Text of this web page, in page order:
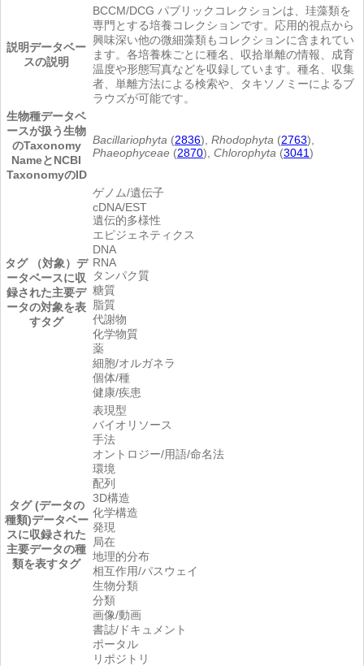
説明データベー
スの説明
BCCM/DCG パブリックコレクションは、珪藻類を
専門とする培養コレクションです。応用的視点から
興味深い他の微細藻類もコレクションに含まれてい
ます。各培養株ごとに種名、収拾単離の情報、成育
温度や形態写真などを収録しています。種名、収集
者、単離方法による検索や、タキソノミーによるブ
ラウズが可能です。
生物種データベ
ースが扱う生物
のTaxonomy
NameとNCBI
TaxonomyのID
Bacillariophyta (2836), Rhodophyta (2763),
Phaeophyceae (2870), Chlorophyta (3041)
タグ （対象） デ
ータベースに収
録された主要デ
ータの対象を表
すタグ
ゲノム/遺伝子
cDNA/EST
遺伝的多様性
エピジェネティクス
DNA
RNA
タンパク質
糖質
脂質
代謝物
化学物質
薬
細胞/オルガネラ
個体/種
健康/疾患
タグ (データの
種類)データベー
スに収録された
主要データの種
類を表すタグ
表現型
バイオリソース
手法
オントロジー/用語/命名法
環境
配列
3D構造
化学構造
発現
局在
地理的分布
相互作用/パスウェイ
生物分類
分類
画像/動画
書誌/ドキュメント
ポータル
リポジトリ